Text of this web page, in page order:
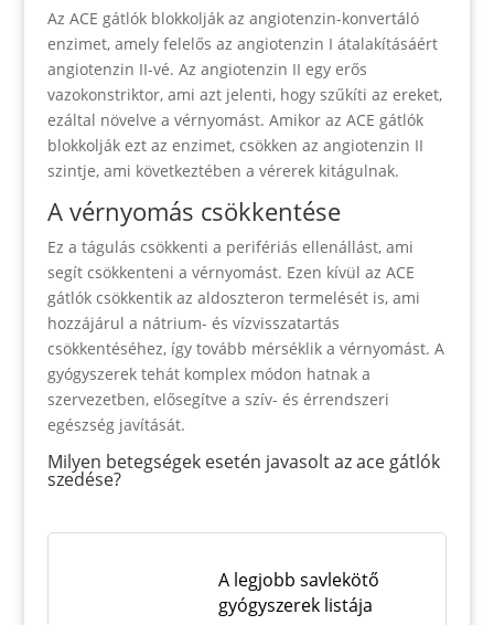
Az ACE gátlók blokkolják az angiotenzin-konvertáló
enzimet, amely felelős az angiotenzin I átalakításáért
angiotenzin II-vé. Az angiotenzin II egy erős
vazokonstriktor, ami azt jelenti, hogy szűkíti az ereket,
ezáltal növelve a vérnyomást. Amikor az ACE gátlók
blokkolják ezt az enzimet, csökken az angiotenzin II
szintje, ami következtében a vérerek kitágulnak.
A vérnyomás csökkentése
Ez a tágulás csökkenti a perifériás ellenállást, ami
segít csökkenteni a vérnyomást. Ezen kívül az ACE
gátlók csökkentik az aldoszteron termelését is, ami
hozzájárul a nátrium- és vízvisszatartás
csökkentéséhez, így tovább mérséklik a vérnyomást. A
gyógyszerek tehát komplex módon hatnak a
szervezetben, elősegítve a szív- és érrendszeri
egészség javítását.
Milyen betegségek esetén javasolt az ace gátlók
szedése?
A legjobb savlekötő
gyógyszerek listája